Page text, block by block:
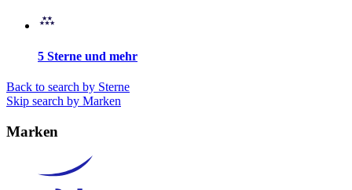
5 Sterne und mehr
Back to search by Sterne
Skip search by Marken
Marken